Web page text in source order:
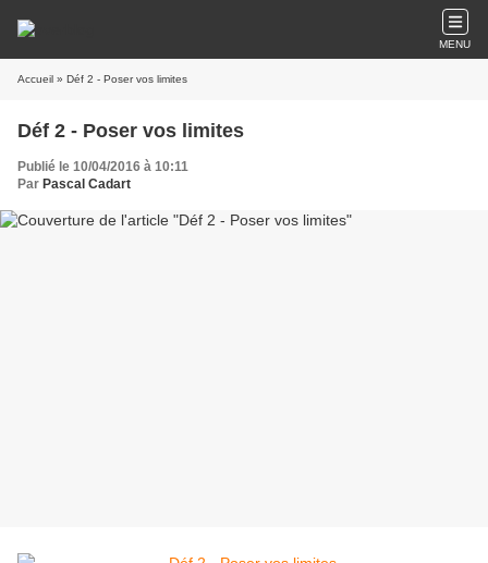
MENU
Accueil » Déf 2 - Poser vos limites
Déf 2 - Poser vos limites
Publié le 10/04/2016 à 10:11
Par Pascal Cadart